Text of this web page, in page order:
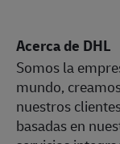
Acerca de DHL
Somos la
mundo,
nuestros
basadas en